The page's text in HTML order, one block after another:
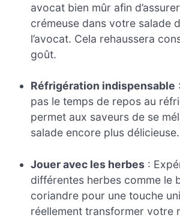
avocat bien mûr afin
crémeuse dans votre salade
l’avocat. Cela rehaussera
goût.
Réfrigération indispensable
pas le temps de repos au
permet aux saveurs de se
salade encore plus délicieuse.
Jouer avec les herbes :
différentes herbes comme le
coriandre pour une touche
réellement transformer votre